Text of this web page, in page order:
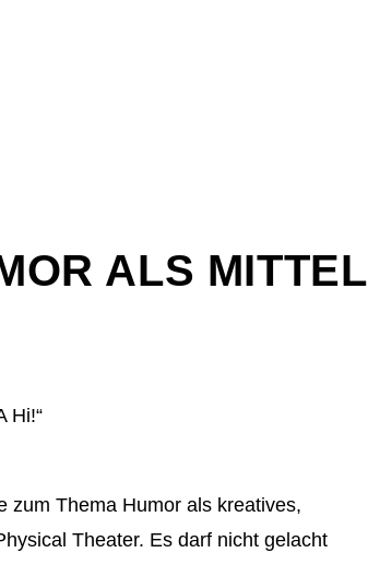
ALS MITTEL
Hi!“
zum Thema Humor als kreatives,
Theater. Es darf nicht gelacht